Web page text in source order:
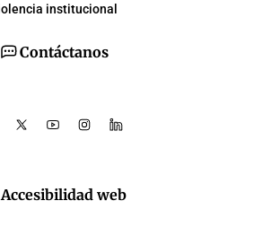
Contáctanos
Accesibilidad web
institucional